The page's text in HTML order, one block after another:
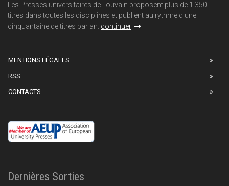
Les Presses universitaires de Louvain proposent plus de 1 350
titres dans toutes les disciplines et publient au rythme d'une
cinquantaine de titres par an. continuer
MENTIONS LÉGALES
RSS
CONTACTS
Dernières Sorties